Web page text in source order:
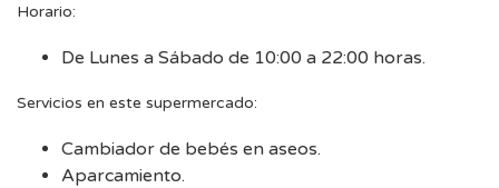
Horario:
De Lunes a Sábado de 10:00 a 22:00 horas.
Servicios en este supermercado:
Cambiador de bebés en aseos.
Aparcamiento.